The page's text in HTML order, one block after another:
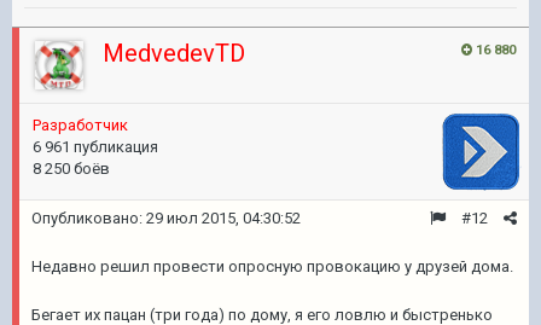
16 880
MedvedevTD
Разработчик
6 961 публикация
8 250 боёв
#12
Опубликовано: 29 июл 2015, 04:30:52
Недавно решил провести опросную провокацию у друзей дома.
Бегает их пацан (три года) по дому, я его ловлю и быстренько